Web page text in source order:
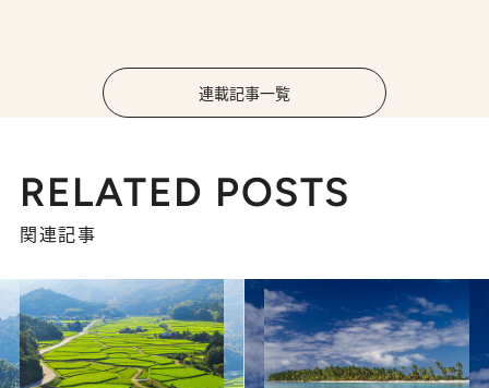
連載記事一覧
RELATED POSTS
関連記事